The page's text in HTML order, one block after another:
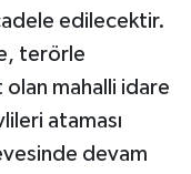
edilecektir.
terörle
olan mahalli idare
ataması
devam